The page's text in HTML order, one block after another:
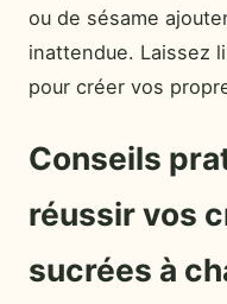
ou de sésame
inattendue. Laissez
pour créer vos
Conseils
réussir vos
sucrées à